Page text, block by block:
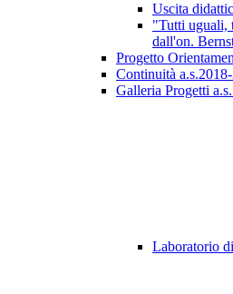
Uscita
"Tutti uguali,
dall'on.
Progetto
Continuità
Galleria Progetti
Laboratorio